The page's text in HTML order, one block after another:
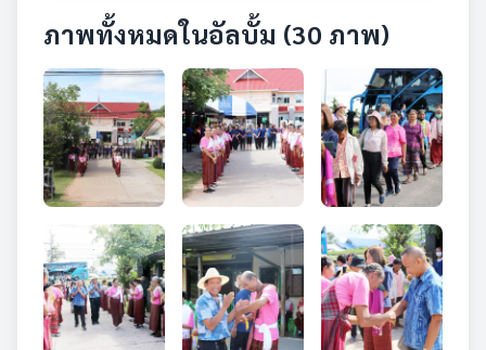
ภาพทั้งหมดในอัลบั้ม (30 ภาพ)